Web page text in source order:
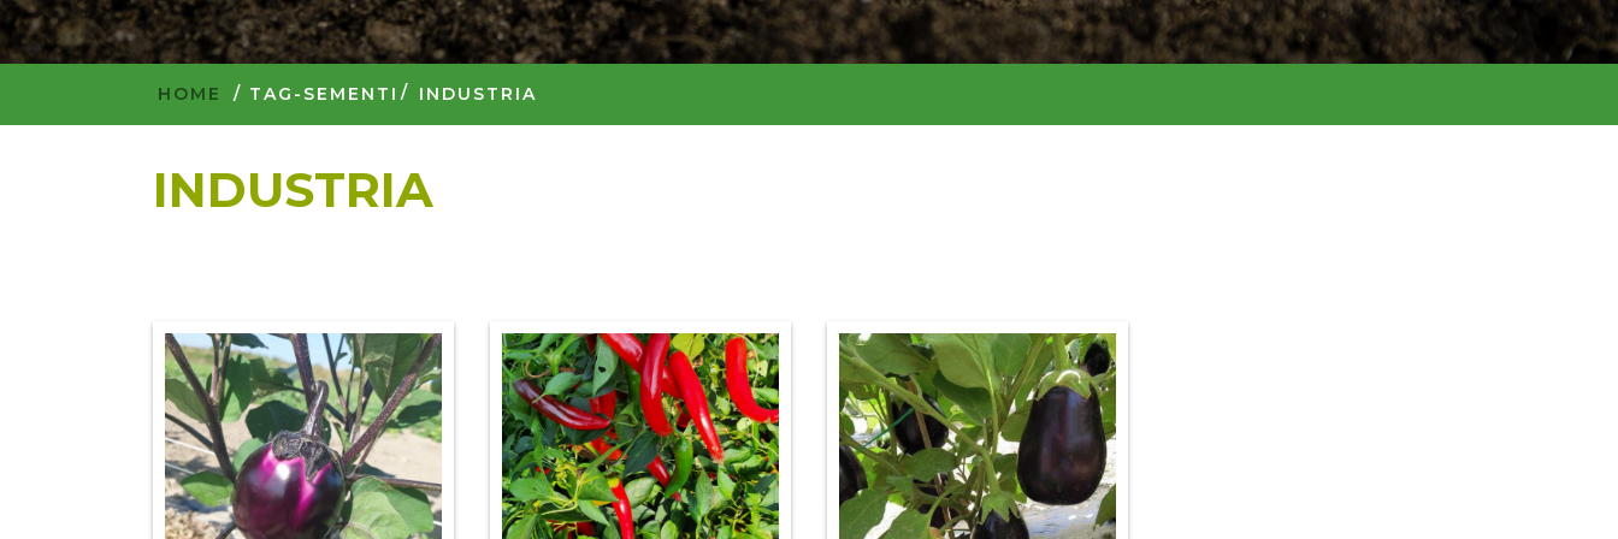
HOME / TAG-SEMENTI INDUSTRIA
INDUSTRIA